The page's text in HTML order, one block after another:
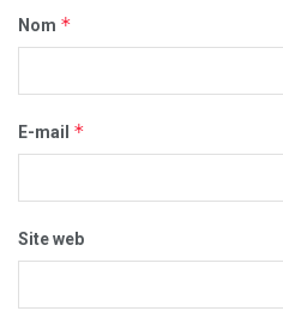
Nom *
E-mail *
Site web